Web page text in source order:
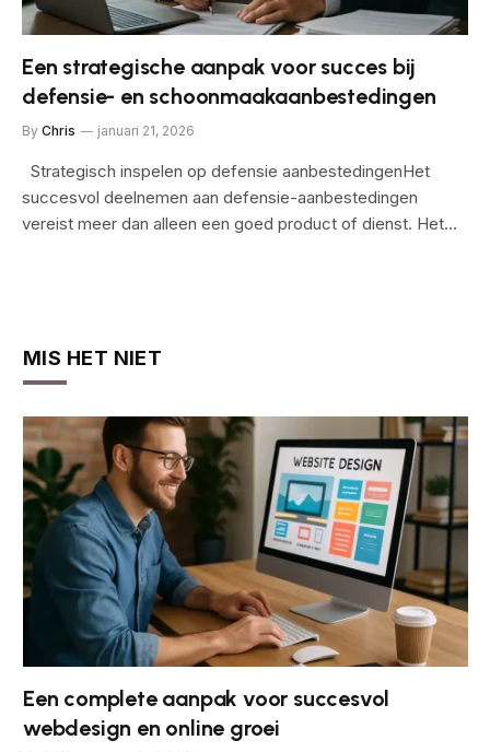
Een strategische aanpak voor succes bij
defensie- en schoonmaakaanbestedingen
By Chris januari 21, 2026
Strategisch inspelen op defensie aanbestedingenHet
succesvol deelnemen aan defensie-aanbestedingen
vereist meer dan alleen een goed product of dienst. Het…
MIS HET NIET
Een complete aanpak voor succesvol
webdesign en online groei